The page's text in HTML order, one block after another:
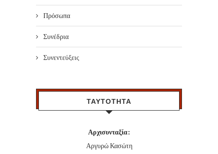
Πρόσωπα
Συνέδρια
Συνεντεύξεις
ΤΑΥΤΟΤΗΤΑ
Αρχισυνταξία:
Αργυρώ Κασώτη